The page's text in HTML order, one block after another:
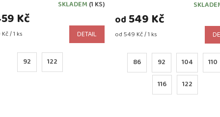
SKLADEM (1 KS)
Kč
/ 1 ks DETAIL
92 122
MODRÁ ROYAL
od 549 Kč
Měrná
od 549 Kč / 1 ks
86 92 104 110
116 122